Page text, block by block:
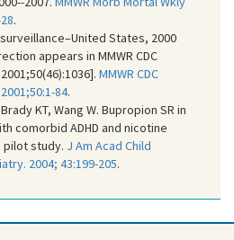
.
States, 2000
appears in MMWR CDC
MMWR CDC
84.
KT, Wang W. Bupropion SR in
comorbid ADHD and nicotine
pilot study. J Am Acad Child
2004; 43:199-205.